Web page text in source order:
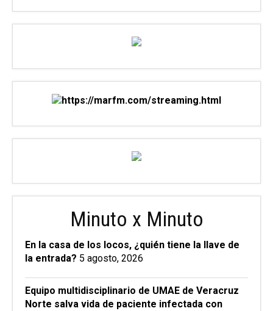
Minuto x Minuto
En la casa de los locos, ¿quién tiene la llave de
la entrada? 5 agosto, 2026
Equipo multidisciplinario de UMAE de Veracruz
Norte salva vida de paciente infectada con